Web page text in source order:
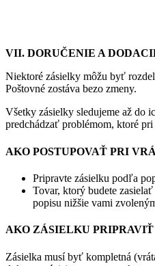
VII. DORUČENIE A
Niektoré zásielky môžu byť
Poštovné zostáva bezo zmeny.
Všetky zásielky sledujeme až do
predchádzať problémom, ktoré
AKO POSTUPOVAŤ PRI
Pripravte zásielku podľa
Tovar, ktorý budete
popisu nižšie vami
AKO ZÁSIELKU PRIPRAVIŤ
Zásielka musí byť kompletná